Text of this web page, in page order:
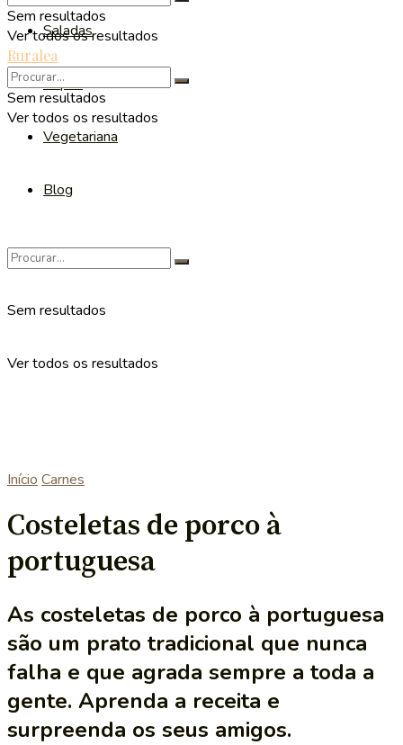
Saladas
Sopas
Vegetariana
Blog
Sem resultados
Ver todos os resultados
Sem resultados
Ver todos os resultados
Ruralea
Sem resultados
Ver todos os resultados
Início Carnes
Costeletas de porco à
portuguesa
As costeletas de porco à portuguesa
são um prato tradicional que nunca
falha e que agrada sempre a toda a
gente. Aprenda a receita e
surpreenda os seus amigos.